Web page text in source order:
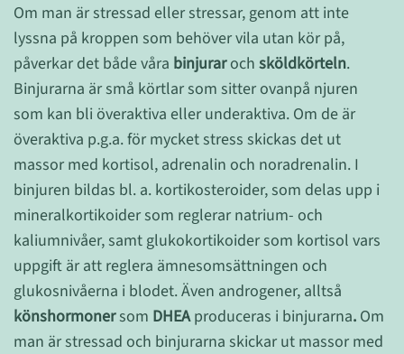
Om man är stressad eller stressar, genom att inte
lyssna på kroppen som behöver vila utan kör på,
påverkar det både våra binjuraroch sköldkörteln.
Binjurarna är små körtlar som sitter ovanpå njuren
som kan bli överaktiva eller underaktiva. Om de är
överaktiva p.g.a. för mycket stress skickas det ut
massor med kortisol, adrenalin och noradrenalin. I
binjuren bildas bl. a. kortikosteroider, som delas upp i
mineralkortikoider som reglerar natrium- och
kaliumnivåer, samt glukokortikoider som kortisol vars
uppgift är att reglera ämnesomsättningen och
glukosnivåerna i blodet. Även androgener, alltså
könshormonersom DHEAproduceras i binjurarna. Om
man är stressad och binjurarna skickar ut massor med